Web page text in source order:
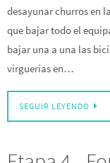
desayunar churros en
que bajar todo el
bajar una a una las
virguerías en…
SEGUIR LEYENDO